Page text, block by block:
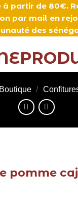
partir de 80€.
par mail en
des
Boutique /
pomme